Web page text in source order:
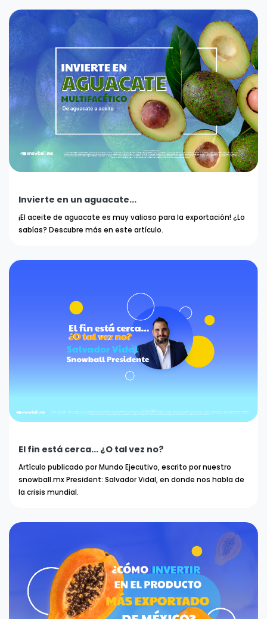
Invierte en un aguacate...
¡El aceite de aguacate es muy valioso para la exportación! ¿Lo
sabías? Descubre más en este artículo.
El fin está cerca... ¿O tal vez no?
Artículo publicado por Mundo Ejecutivo, escrito por nuestro
snowball.mx President: Salvador Vidal, en donde nos habla de
la crisis mundial.